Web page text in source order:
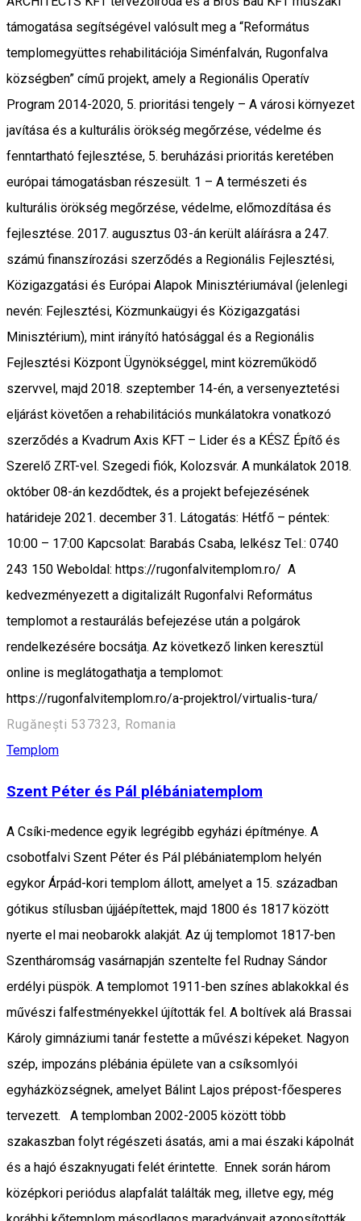
támogatása segítségével valósult meg a “Református
templomegyüttes rehabilitációja Siménfalván, Rugonfalva
községben” című projekt, amely a Regionális Operatív
Program 2014-2020, 5. prioritási tengely – A városi környezet
javítása és a kulturális örökség megőrzése, védelme és
fenntartható fejlesztése, 5. beruházási prioritás keretében
európai támogatásban részesült. 1 – A természeti és
kulturális örökség megőrzése, védelme, előmozdítása és
fejlesztése. 2017. augusztus 03-án került aláírásra a 247.
számú finanszírozási szerződés a Regionális Fejlesztési,
Közigazgatási és Európai Alapok Minisztériumával (jelenlegi
nevén: Fejlesztési, Közmunkaügyi és Közigazgatási
Minisztérium), mint irányító hatósággal és a Regionális
Fejlesztési Központ Ügynökséggel, mint közreműködő
szervvel, majd 2018. szeptember 14-én, a versenyeztetési
eljárást követően a rehabilitációs munkálatokra vonatkozó
szerződés a Kvadrum Axis KFT – Lider és a KÉSZ Építő és
Szerelő ZRT-vel. Szegedi fiók, Kolozsvár. A munkálatok 2018.
október 08-án kezdődtek, és a projekt befejezésének
határideje 2021. december 31. Látogatás: Hétfő – péntek:
10:00 – 17:00 Kapcsolat: Barabás Csaba, lelkész Tel.: 0740
243 150 Weboldal: https://rugonfalvitemplom.ro/ A
kedvezményezett a digitalizált Rugonfalvi Református
templomot a restaurálás befejezése után a polgárok
rendelkezésére bocsátja. Az következő linken keresztül
online is meglátogathatja a templomot:
https://rugonfalvitemplom.ro/a-projektrol/virtualis-tura/
Rugănești 537323, Romania
Templom
Szent Péter és Pál plébániatemplom
A Csíki-medence egyik legrégibb egyházi építménye. A
csobotfalvi Szent Péter és Pál plébániatemplom helyén
egykor Árpád-kori templom állott, amelyet a 15. században
gótikus stílusban újjáépítettek, majd 1800 és 1817 között
nyerte el mai neobarokk alakját. Az új templomot 1817-ben
Szentháromság vasárnapján szentelte fel Rudnay Sándor
erdélyi püspök. A templomot 1911-ben színes ablakokkal és
művészi falfestményekkel újították fel. A boltívek alá Brassai
Károly gimnáziumi tanár festette a művészi képeket. Nagyon
szép, impozáns plébánia épülete van a csíksomlyói
egyházközségnek, amelyet Bálint Lajos prépost-főesperes
tervezett. A templomban 2002-2005 között több
szakaszban folyt régészeti ásatás, ami a mai északi kápolnát
és a hajó északnyugati felét érintette. Ennek során három
középkori periódus alapfalát találták meg, illetve egy, még